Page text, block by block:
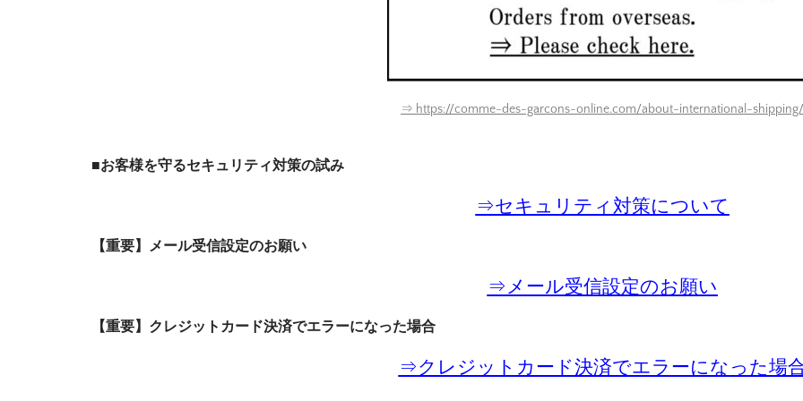
⇒ https://comme-des-garcons-online.com/about-international-shipping/
■お客様を守るセキュリティ対策の試み
⇒セキュリティ対策について
【重要】メール受信設定のお願い
⇒メール受信設定のお願い
【重要】クレジットカード決済でエラーになった場合
⇒クレジットカード決済でエラーになった場